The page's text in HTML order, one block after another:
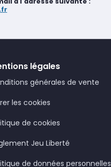
légales
générales de vente
les cookies
de cookies
Jeu Liberté
de données personnelles